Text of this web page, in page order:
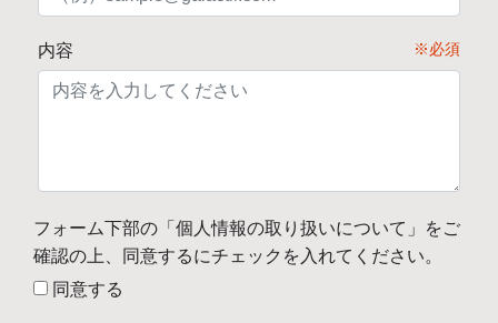
内容 ※必須
フォーム下部の「個人情報の取り扱いについて」をご
確認の上、
同意するにチェックを入れてください。
同意する